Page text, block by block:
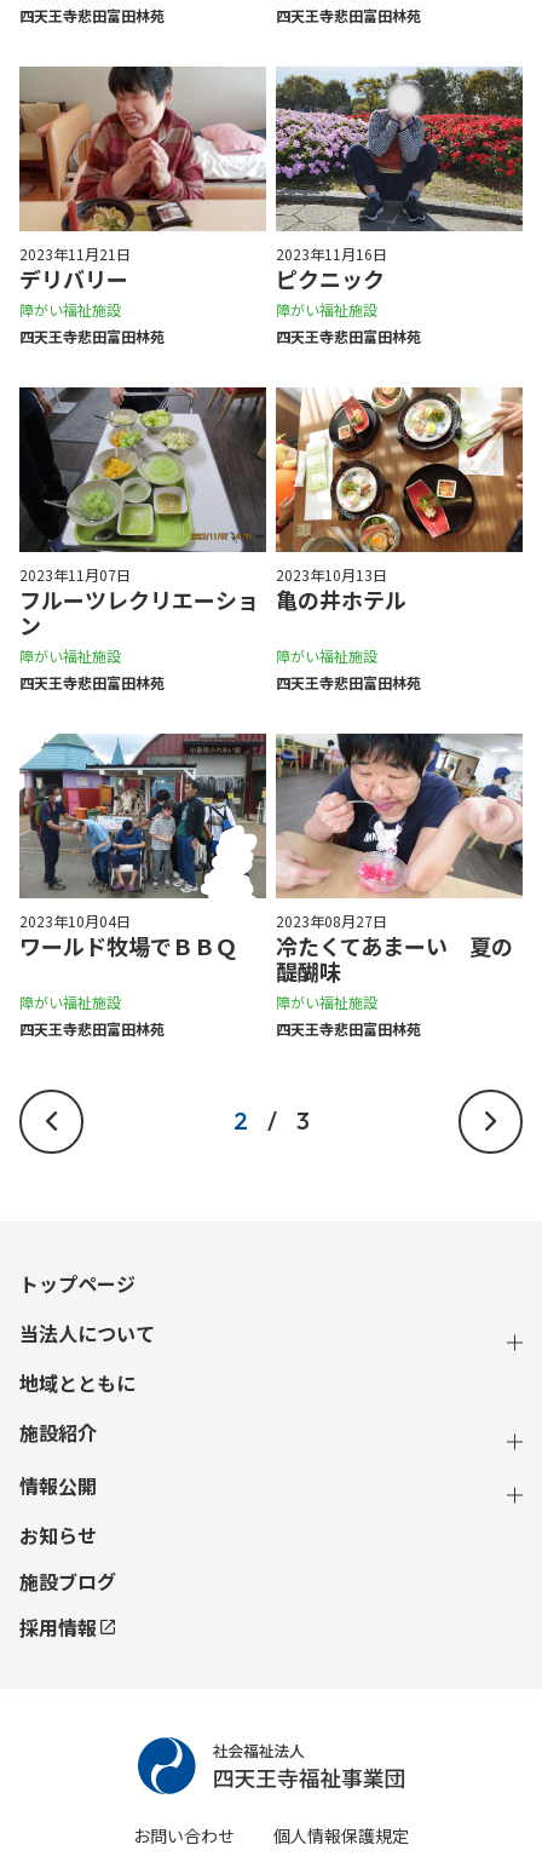
四天王寺悲⽥富⽥林苑
四天王寺悲⽥富⽥林苑
2023年11月21日
デリバリー
障がい福祉施設
四天王寺悲⽥富⽥林苑
2023年11月16日
ピクニック
障がい福祉施設
四天王寺悲⽥富⽥林苑
2023年11月07日
フルーツレクリエーショ
ン
障がい福祉施設
四天王寺悲⽥富⽥林苑
2023年10月13日
亀の井ホテル
障がい福祉施設
四天王寺悲⽥富⽥林苑
2023年10月04日
ワールド牧場でＢＢＱ
障がい福祉施設
四天王寺悲⽥富⽥林苑
2023年08月27日
冷たくてあまーい 夏の
醍醐味
障がい福祉施設
四天王寺悲⽥富⽥林苑
2 / 3
トップページ
当法人について
地域とともに
施設紹介
情報公開
お知らせ
施設ブログ
採用情報
お問い合わせ 個人情報保護規定